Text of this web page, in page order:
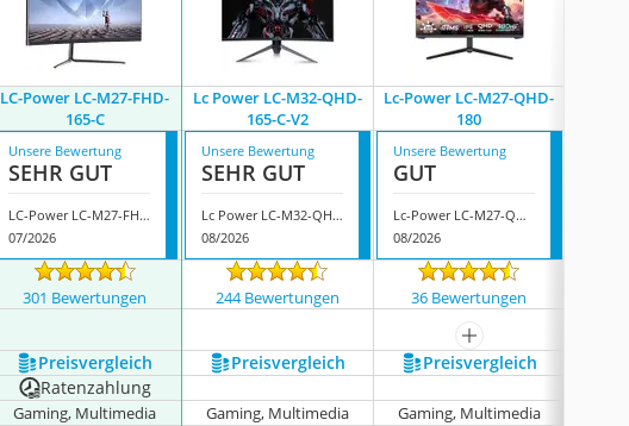
LC-Power LC-M27-FHD-
165-C
Lc Power LC-M32-QHD-
165-C-V2
Lc-Power LC-M27-QHD-
180
Unsere Bewertung
SEHR GUT
LC-Power LC-M27-FHD-165-C
07/2026
Unsere Bewertung
SEHR GUT
Lc Power LC-M32-QHD-165-C-V2
08/2026
Unsere Bewertung
GUT
Lc-Power LC-M27-QHD-180
08/2026
301 Bewertungen 244 Bewertungen 36 Bewertungen
mehr anzeigen
Preis­vergleich Preis­vergleich Preis­vergleich
Ratenzahlung
Gaming, Multimedia Gaming, Multimedia Gaming, Multimedia